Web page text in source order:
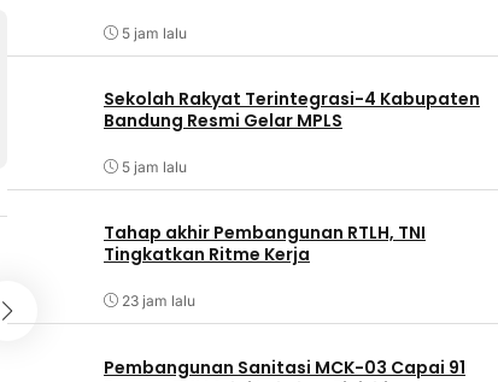
Berita Terbaru
Berita UtamaNasional
5 jam lalu
Sekolah Rakyat Terintegrasi-4 Kabupaten
Bandung Resmi Gelar MPLS
5 jam lalu
Tahap akhir Pembangunan RTLH, TNI
Tingkatkan Ritme Kerja
23 jam lalu
Pembangunan Sanitasi MCK-03 Capai 91